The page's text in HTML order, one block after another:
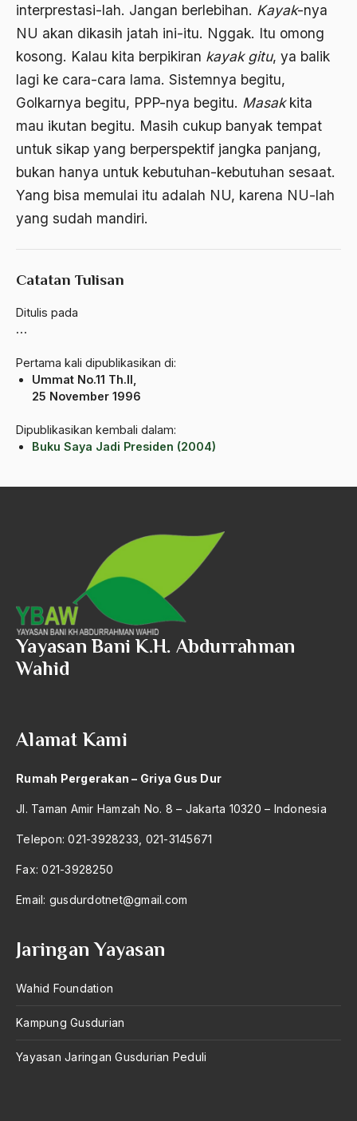
interprestasi-lah. Jangan berlebihan. Kayak-nya
NU akan dikasih jatah ini-itu. Nggak. Itu omong
kosong. Kalau kita berpikiran kayak gitu, ya balik
lagi ke cara-cara lama. Sistemnya begitu,
Golkarnya begitu, PPP-nya begitu. Masakkita
mau ikutan begitu. Masih cukup banyak tempat
untuk sikap yang berperspektif jangka panjang,
bukan hanya untuk kebutuhan-kebutuhan sesaat.
Yang bisa memulai itu adalah NU, karena NU-lah
yang sudah mandiri.
Catatan Tulisan
Ditulis pada
…
Pertama kali dipublikasikan di:
Ummat No.11 Th.II,
25 November 1996
Dipublikasikan kembali dalam:
Buku Saya Jadi Presiden (2004)
Ahmad Benbella
Ahmad Dhani
Ahmad Hasan Rurbi
Ahmad Khomeini
Ahmad Syafi’i Ma’arif
Ahmad Tirtisudiro
ahmad wahib
AIDS
Airport Changi
Ajaran AGama
Ajengan SIngaparna
Akademi Betawi
Akademi Jakarta
Akbar tanjung
Akidah
Aktivis
Aktivis Muda
akulturasi
akulturasi budaya
Al Asnawi
Al-Azhar
Al-Ghazali
Al-Ikhwanu Al-Muslimun
Yayasan Bani K.H. Abdurrahman
Wahid
Alamat Kami
Rumah Pergerakan – Griya Gus Dur
Jl. Taman Amir Hamzah No. 8 – Jakarta 10320 – Indonesia
Telepon: 021-3928233, 021-3145671
Fax: 021-3928250
Email: gusdurdotnet@gmail.com
Jaringan Yayasan
Wahid Foundation
Kampung Gusdurian
Yayasan Jaringan Gusdurian Peduli